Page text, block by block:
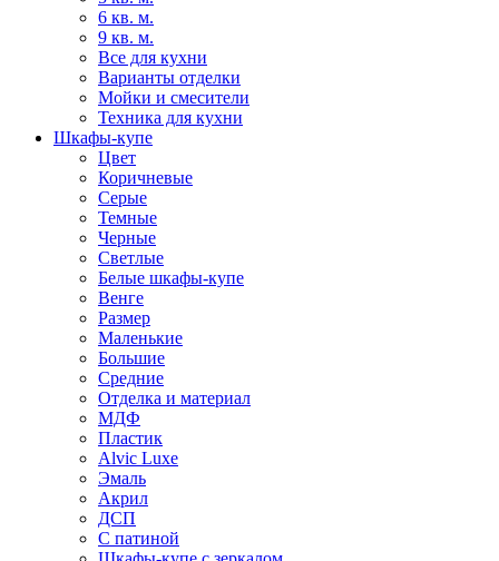
6 кв. м.
9 кв. м.
Все для кухни
Варианты отделки
Мойки и смесители
Техника для кухни
Шкафы-купе
Цвет
Коричневые
Серые
Темные
Черные
Светлые
Белые шкафы-купе
Венге
Размер
Маленькие
Большие
Средние
Отделка и материал
МДФ
Пластик
Alvic Luxe
Эмаль
Акрил
ДСП
С патиной